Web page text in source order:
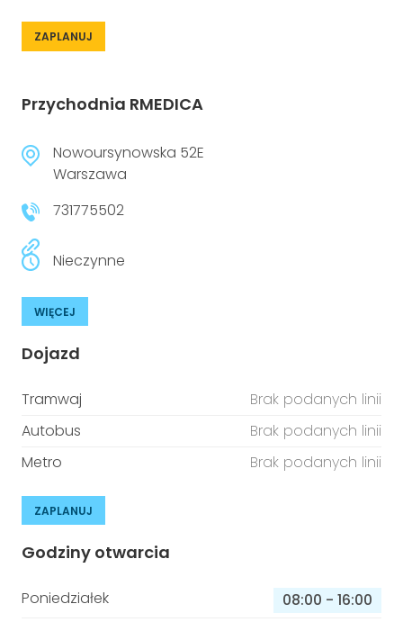
ZAPLANUJ
Przychodnia RMEDICA
Nowoursynowska 52E
Warszawa
731775502
Nieczynne
WIĘCEJ
Dojazd
Tramwaj
Brak podanych linii
Autobus
Brak podanych linii
Metro
Brak podanych linii
ZAPLANUJ
Godziny otwarcia
Poniedziałek 08:00 - 16:00